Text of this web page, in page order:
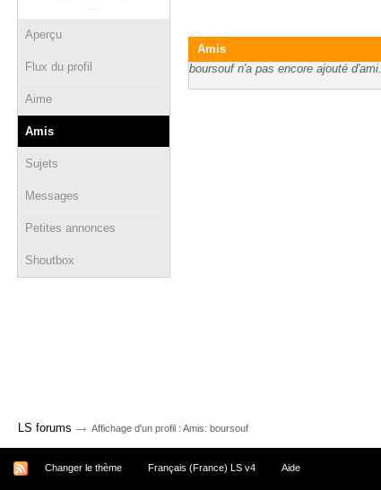
Aperçu
Flux du profil
Aime
Amis
Sujets
Messages
Petites annonces
Shoutbox
Amis
boursouf n'a pas encore ajouté d'ami.
LS forums → Affichage d'un profil : Amis: boursouf
Changer le thème Français (France) LS v4 Aide